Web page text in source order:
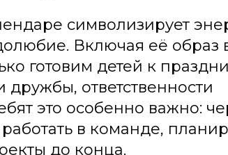
символизирует
Включая её образ
готовим детей к
ответственности
это особенно важно:
в команде,
до конца.